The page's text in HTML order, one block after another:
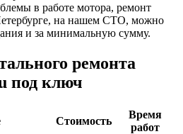
в работе мотора, ремонт
на нашем СТО, можно
и за минимальную сумму.
ремонта
под ключ
Стоимость
Время
работ